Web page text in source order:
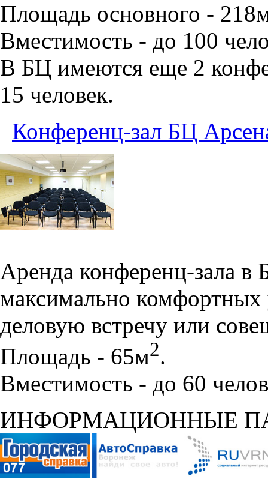
Площадь основного -
Вместимость - до 100
В БЦ имеются еще 2
15 человек.
Конференц-зал БЦ
Аренда конференц-зала в
максимально комфортных
деловую встречу или
Площадь - 65м2.
Вместимость - до 60
ИНФОРМАЦИОННЫЕ